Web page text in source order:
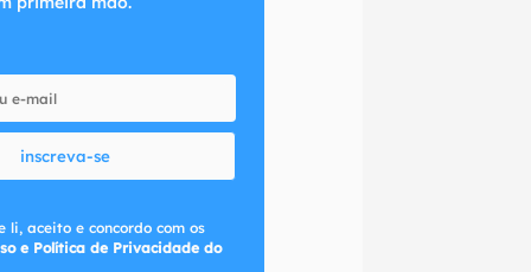
inscreva-se
li, aceito e concordo com os
e Política de Privacidade do